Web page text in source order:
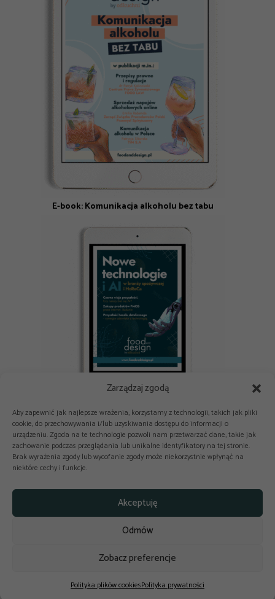
Zarządzaj zgodą
Aby zapewnić jak najlepsze wrażenia, korzystamy z technologii, takich jak pliki
cookie, do przechowywania i/lub uzyskiwania dostępu do informacji o
urządzeniu. Zgoda na te technologie pozwoli nam przetwarzać dane, takie jak
zachowanie podczas przeglądania lub unikalne identyfikatory na tej stronie.
Brak wyrażenia zgody lub wycofanie zgody może niekorzystnie wpłynąć na
niektóre cechy i funkcje.
Akceptuję
Odmów
Zobacz preferencje
Polityka plików cookiesPolityka prywatności
E-book: Komunikacja alkoholu bez tabu
E-book: Nowe technologie i AI w branży spożywczej i HoReCa
Copyright © 2025-2026 odkuchni.co
Polityka prywatności
Regulamin
Reklama
Polityka cookies